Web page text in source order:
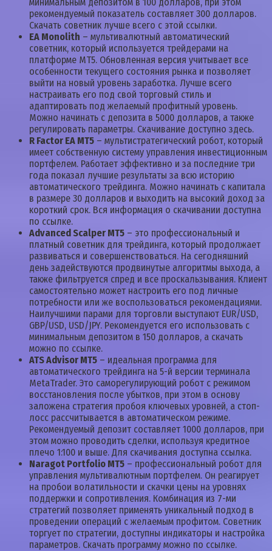
рекомендуемый показатель составляет 300 долларов.
Скачать советник лучше всего с этой ссылки.
EA Monolith – мультивалютный автоматический
советник, который используется трейдерами на
платформе МТ5. Обновленная версия учитывает все
особенности текущего состояния рынка и позволяет
выйти на новый уровень заработка. Лучше всего
настраивать его под свой торговый стиль и
адаптировать под желаемый профитный уровень.
Можно начинать с депозита в 5000 долларов, а также
регулировать параметры. Скачивание доступно здесь.
R Factor EA MT5 – мультистратегический робот, который
имеет собственную систему управления инвестиционным
портфелем. Работает эффективно и за последние три
года показал лучшие результаты за всю историю
автоматического трейдинга. Можно начинать с капитала
в размере 30 долларов и выходить на высокий доход за
короткий срок. Вся информация о скачивании доступна
по ссылке.
Advanced Scalper MT5 – это профессиональный и
платный советник для трейдинга, который продолжает
развиваться и совершенствоваться. На сегодняшний
день задействуются продвинутые алгоритмы выхода, а
также фильтруется спред и все проскальзывания. Клиент
самостоятельно может настроить его под личные
потребности или же воспользоваться рекомендациями.
Наилучшими парами для торговли выступают EUR/USD,
GBP/USD, USD/JPY. Рекомендуется его использовать с
минимальным депозитом в 150 долларов, а скачать
можно по ссылке.
ATS Advisor MT5 – идеальная программа для
автоматического трейдинга на 5-й версии терминала
MetaTrader. Это саморегулирующий робот с режимом
восстановления после убытков, при этом в основу
заложена стратегия пробоя ключевых уровней, а стоп-
лосс рассчитывается в автоматическом режиме.
Рекомендуемый депозит составляет 1000 долларов, при
этом можно проводить сделки, используя кредитное
плечо 1:100 и выше. Для скачивания доступна ссылка.
Naragot Portfolio MT5 – профессиональный робот для
управления мультивалютным портфелем. Он реагирует
на пробои волатильности и скачки цены на уровнях
поддержки и сопротивления. Комбинация из 7-ми
стратегий позволяет применять уникальный подход в
проведении операций с желаемым профитом. Советник
торгует по стратегии, доступны индикаторы и настройка
параметров. Скачать программу можно по ссылке.